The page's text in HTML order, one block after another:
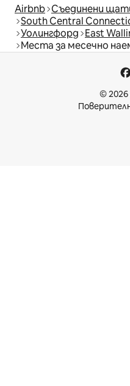
Airbnb Съединени
South Central
Уолингфорд East
Места за месечно
© 2026